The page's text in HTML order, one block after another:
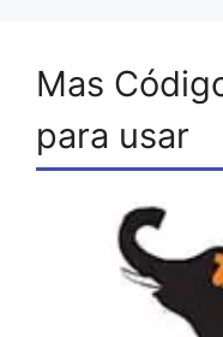
Mas
para usar